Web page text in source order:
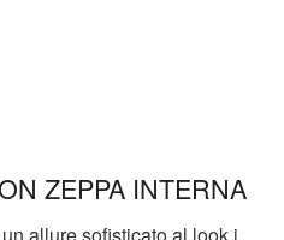
ZEPPA INTERNA